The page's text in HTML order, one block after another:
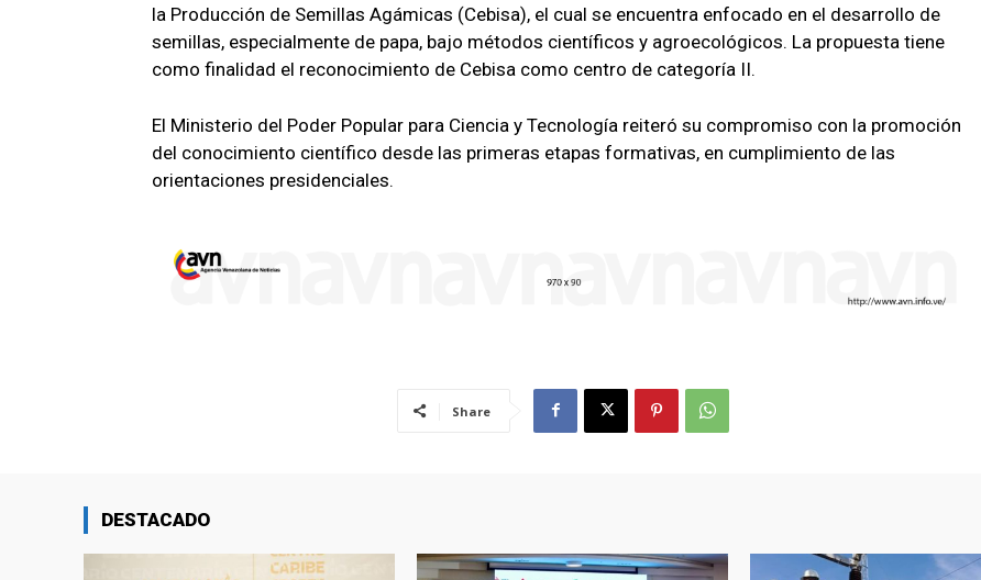
la Producción de Semillas Agámicas (Cebisa), el cual se encuentra enfocado en el desarrollo de
semillas, especialmente de papa, bajo métodos científicos y agroecológicos. La propuesta tiene
como finalidad el reconocimiento de Cebisa como centro de categoría II.
El Ministerio del Poder Popular para Ciencia y Tecnología reiteró su compromiso con la promoción
del conocimiento científico desde las primeras etapas formativas, en cumplimiento de las
orientaciones presidenciales.
Share
DESTACADO